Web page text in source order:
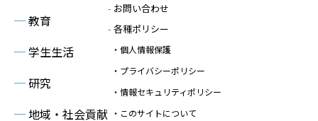
─教育
─学生生活
─研究
─地域・社会貢献
- お問い合わせ
- 各種ポリシー
・個人情報保護
・プライバシーポリシー
・情報セキュリティポリシー
・このサイトについて